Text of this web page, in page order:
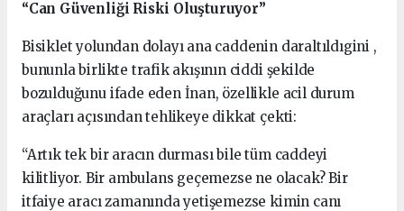
“Can Güvenliği Riski Oluşturuyor”
Bisiklet yolundan dolayı ana caddenin daraltıldıgini ,
bununla birlikte trafik akışının ciddi şekilde
bozulduğunu ifade eden İnan, özellikle acil durum
araçları açısından tehlikeye dikkat çekti:
“Artık tek bir aracın durması bile tüm caddeyi
kilitliyor. Bir ambulans geçemezse ne olacak? Bir
itfaiye aracı zamanında yetişemezse kimin canı